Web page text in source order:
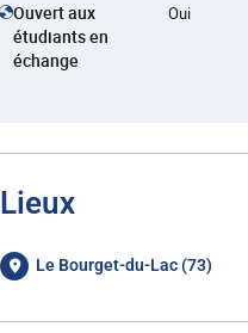
Ouvert aux
étudiants en
échange
Oui
Lieux
Le Bourget-du-Lac (73)